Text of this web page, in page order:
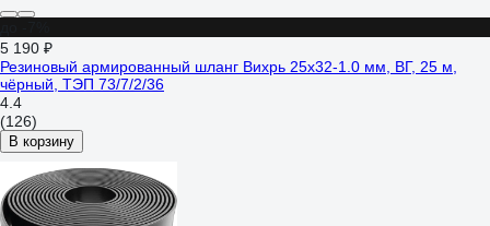
5 190 ₽
Резиновый армированный шланг Вихрь 25x32-1.0 мм, ВГ, 25 м,
чёрный, ТЭП 73/7/2/36
4.4
(126)
В корзину